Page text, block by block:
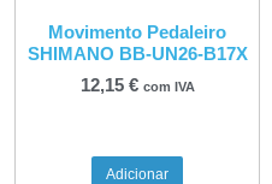
Movimento Pedaleiro
SHIMANO BB-UN26-B17X
12,15 € com IVA
Adicionar